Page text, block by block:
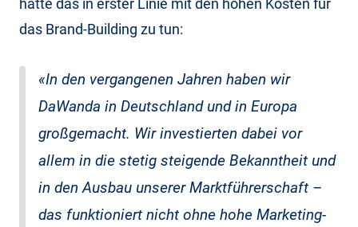
das Brand-Building zu tun:
«In den vergangenen Jahren haben wir
DaWanda in Deutschland und in Europa
großgemacht. Wir investierten dabei vor
allem in die stetig steigende Bekanntheit und
in den Ausbau unserer Marktführerschaft –
das funktioniert nicht ohne hohe Marketing-